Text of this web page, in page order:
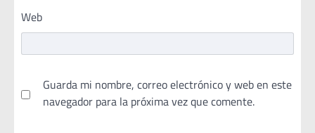
Web
Guarda mi nombre, correo electrónico y web en este
navegador para la próxima vez que comente.